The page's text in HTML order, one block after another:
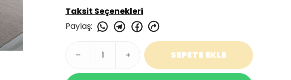
Taksit Seçenekleri
Paylaş:
SEPETE EKLE